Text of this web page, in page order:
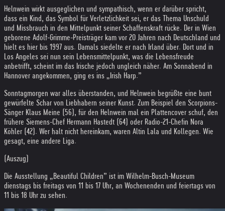
Helnwein wirkt ausgeglichen und sympathisch, wenn er darüber spricht,
dass ein Kind, das Symbol für Verletzlichkeit sei, er das Thema Unschuld
und Missbrauch in den Mittelpunkt seiner Schaffenskraft rücke. Der in Wien
geborene Adolf-Grimme-Preisträger kam vor 20 Jahren nach Deutschland und
hielt es hier bis 1997 aus. Damals siedelte er nach Irland über. Dort und in
Los Angeles sei nun sein Lebensmittelpunkt, was die Lebensfreude
anbetrifft, scheint im das Irische jedoch ungleich näher. Am Sonnabend in
Hannover angekommen, ging es ins „Irish Harp.”
Sonntagmorgen war alles überstanden, und Helnwein begrüßte eine bunt
gewürfelte Schar von Liebhabern seiner Kunst. Zum Beispiel den Scorpions-
Sänger Klaus Meine (56), für den Helnwein mal ein Plattencover schuf, den
frühere Siemens-Chef Hermann Hastedt (64) oder Radio-21-Chefin Nora
Köhler (42). Wer halt nicht hereinkam, waren Altin Lala und Kollegen. Wie
gesagt, eine andere Liga.
(Auszug)
Die Ausstellung „Beautiful Children” ist im Wilhelm-Busch-Museum
dienstags bis freitags von 11 bis 17 Uhr, an Wochenenden und feiertags von
11 bis 18 Uhr zu sehen.